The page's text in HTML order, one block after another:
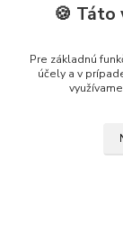
Možnosť
častí ASRV3 s
ASDP3 a dvoch
Tovar
🍪 Táto
Pre základnú
účely a v